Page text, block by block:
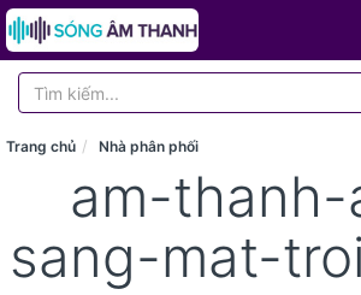
Trang chủ Nhà phân phối
am-thanh-
sang-mat-